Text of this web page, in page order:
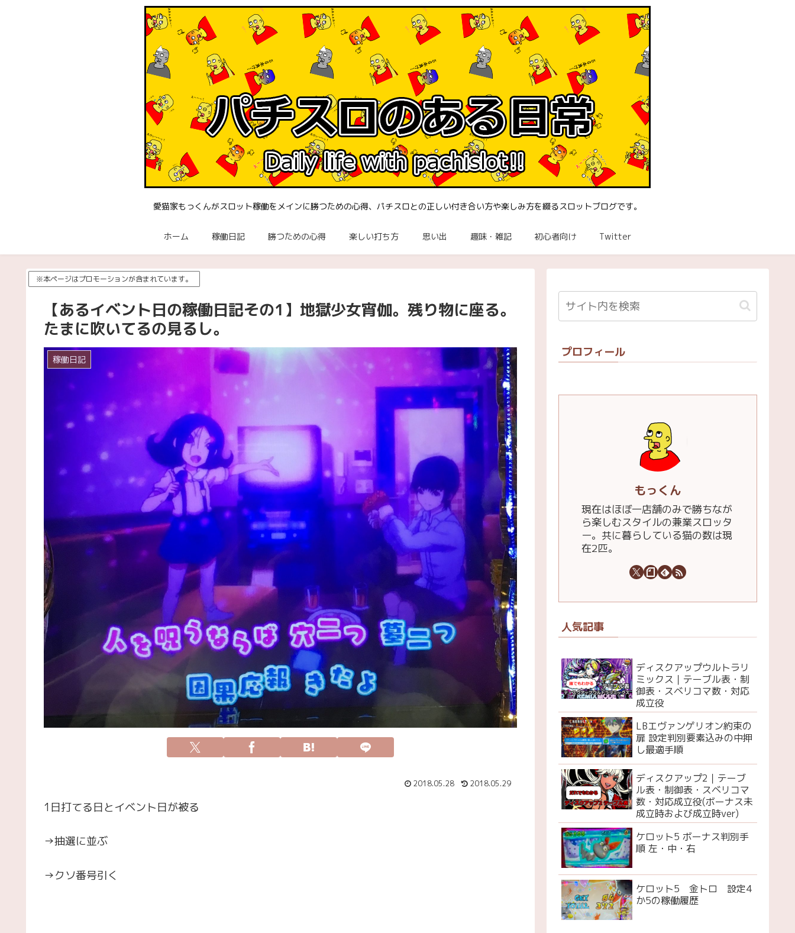
愛猫家もっくんがスロット稼働をメインに勝つための心得、パチスロとの正しい付き合い方や楽しみ方を綴るスロットブログです。
ホーム 稼働日記 勝つための心得 楽しい打ち方 思い出 趣味・雑記 初心者向け Twitter
※本ページはプロモーションが含まれています。
【あるイベント日の稼働日記その1】地獄少女宵伽。残り物に座る。
たまに吹いてるの見るし。
稼働日記
2018.05.28 2018.05.29
1日打てる日とイベント日が被る
→抽選に並ぶ
→クソ番号引く
プロフィール
もっくん
現在はほぼ一店舗のみで勝ちなが
ら楽しむスタイルの兼業スロッタ
ー。共に暮らしている猫の数は現
在2匹。
人気記事
ディスクアップウルトラリ
ミックス｜テーブル表・制
御表・スベリコマ数・対応
成立役
LBエヴァンゲリオン約束の
扉 設定判別要素込みの中押
し最適手順
ディスクアップ2｜テーブ
ル表・制御表・スベリコマ
数・対応成立役(ボーナス未
成立時および成立時ver)
ケロット5 ボーナス判別手
順 左・中・右
ケロット5 金トロ 設定4
か5の稼働履歴